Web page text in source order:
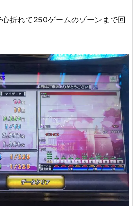
折れて250ゲームのゾーンまで回